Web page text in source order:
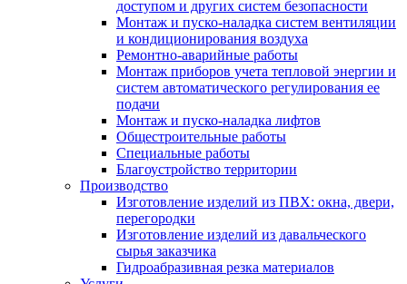
доступом и других систем безопасности
Монтаж и пуско-наладка систем вентиляции
и кондиционирования воздуха
Ремонтно-аварийные работы
Монтаж приборов учета тепловой энергии и
систем автоматического регулирования ее
подачи
Монтаж и пуско-наладка лифтов
Общестроительные работы
Специальные работы
Благоустройство территории
Производство
Изготовление изделий из ПВХ: окна, двери,
перегородки
Изготовление изделий из давальческого
сырья заказчика
Гидроабразивная резка материалов